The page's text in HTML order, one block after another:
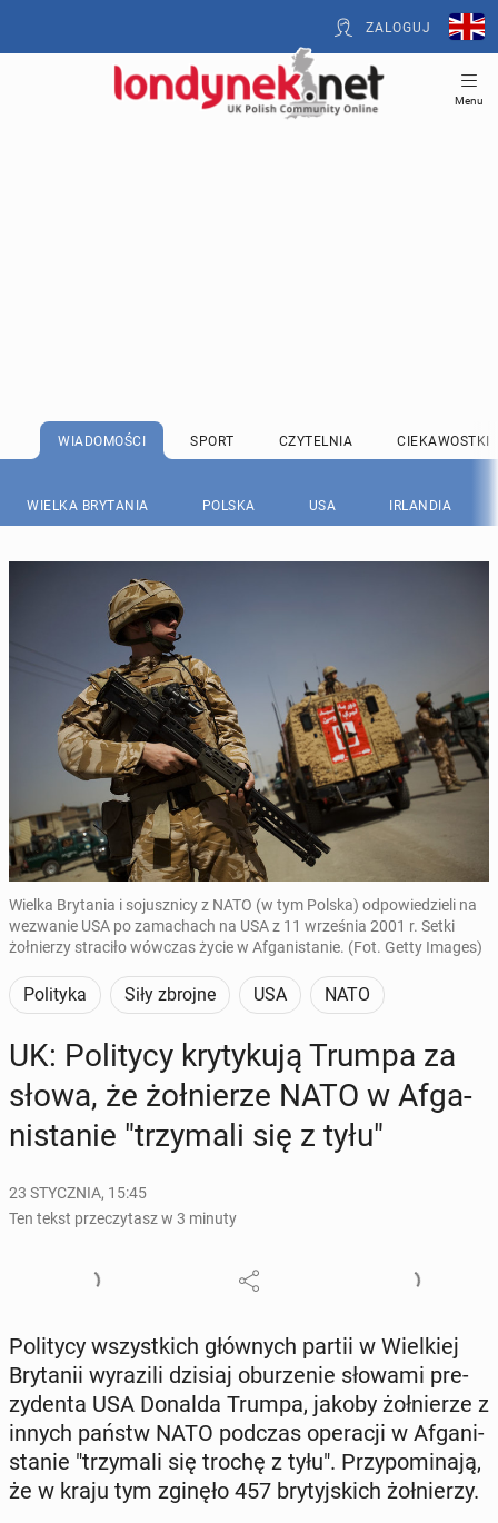
ZALOGUJ
Menu
WIADOMOŚCI SPORT CZYTELNIA CIEKAWOSTKI
WIELKA BRYTANIA POLSKA USA IRLANDIA
Wielka Brytania i sojusznicy z NATO (w tym Polska) odpowiedzieli na
wezwanie USA po zamachach na USA z 11 września 2001 r. Setki
żołnierzy straciło wówczas życie w Afganistanie. (Fot. Getty Images)
Polityka Siły zbrojne USA NATO
UK: Po­li­ty­cy kry­ty­ku­ją Trumpa za
słowa, że żoł­nie­rze NATO w Afga­
ni­sta­nie "trzy­ma­li się z tyłu"
23 STYCZNIA, 15:45
Ten tekst przeczytasz w 3 minuty
Po­li­ty­cy wszyst­kich głów­nych partii w Wiel­kiej
Bry­ta­nii wy­ra­zi­li dzisiaj obu­rze­nie słowami pre­
zy­den­ta USA Donalda Trumpa, jakoby żoł­nie­rze z
innych państw NATO podczas ope­ra­cji w Afga­ni­
sta­nie "trzy­ma­li się trochę z tyłu". Przy­po­mi­na­ją,
że w kraju tym zginęło 457 bry­tyj­skich żoł­nie­rzy.